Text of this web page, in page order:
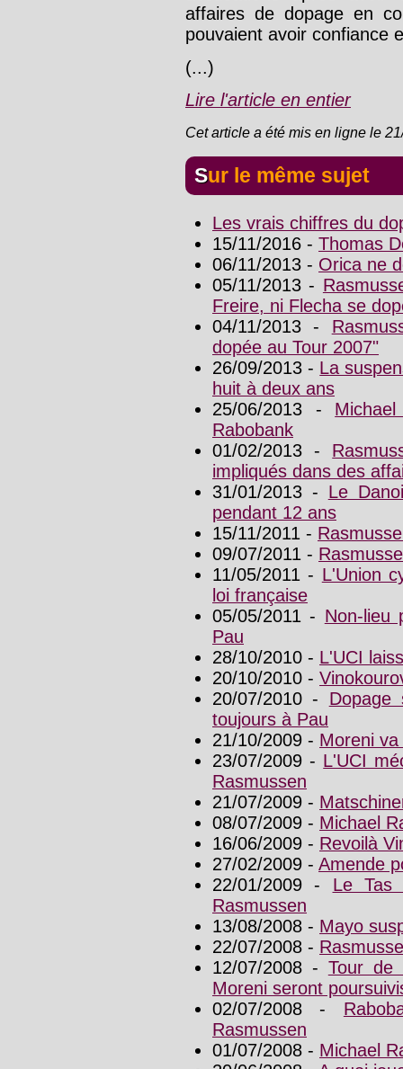
affaires de dopage en
pouvaient avoir confiance
(...)
Lire l'article en entier
Cet article a été mis en ligne le
Sur le même sujet
Les vrais chiffres du
15/11/2016 - Thomas
06/11/2013 - Orica ne
05/11/2013 -
Freire, ni Flecha se
04/11/2013 -
dopée au Tour 2007"
26/09/2013 - La
huit à deux ans
25/06/2013 -
Rabobank
01/02/2013 -
impliqués dans des
31/01/2013 - Le
pendant 12 ans
15/11/2011 -
09/07/2011 -
11/05/2011 - L'Union
loi française
05/05/2011 - Non-lieu
Pau
28/10/2010 - L'UCI
20/10/2010 -
20/07/2010 -
toujours à Pau
21/10/2009 - Moreni
23/07/2009 - L'UCI
Rasmussen
21/07/2009 -
08/07/2009 - Michael
16/06/2009 - Revoilà
27/02/2009 - Amende
22/01/2009 - Le Tas
Rasmussen
13/08/2008 - Mayo
22/07/2008 -
12/07/2008 - Tour de
Moreni seront
02/07/2008 -
Rasmussen
01/07/2008 - Michael